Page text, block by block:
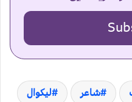
شاعر لیکوال